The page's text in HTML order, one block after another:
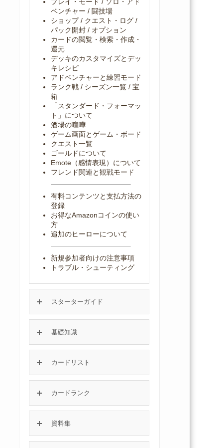
ベンチャー / 闘技場
ショップ / クエスト・ログ /
パック開封 / オプション
カードの閲覧・検索・作成・
還元
デッキのカスタマイズとデッ
キレシピ
アドベンチャーと練習モード
ランク戦 / シーズン一覧 / 宝
箱
「スタンダード・フォーマッ
ト」について
酒場の喧嘩
ゲーム画面とゲーム・ボード
クエスト一覧
ゴールドについて
Emote（感情表現）について
フレンド関連と観戦モード
有料コンテンツと支払方法の
登録
お得なAmazonコインの使い
方
追加のヒーローについて
新規参加者向けの注意事項
トラブル・シューティング
スターターガイド
基礎知識
カードリスト
カードランク
資料集